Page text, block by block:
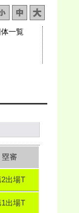
一覧
塁審
2出場T
1出場T